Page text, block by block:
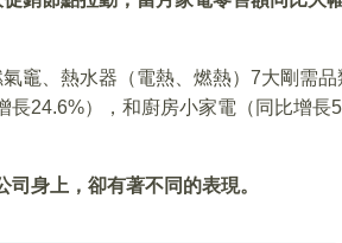
竈、熱水器（電熱、燃熱）7大剛需品
24.6%），和廚房小家電（同比增長
身上，卻有著不同的表現。